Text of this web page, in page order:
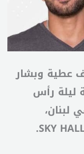
عطية وبشار
ليلة رأس